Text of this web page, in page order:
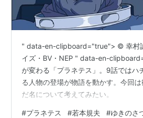
" data-en-clipboard="true"> © 幸村
イズ・BV・NEP " data-en-
が変わる「プラネテス」。9話ではハ
る人物の登場が物語を動かす。今回
だ名について考えてみたい。
#プラネテス #若本規夫 #ゆきのさ